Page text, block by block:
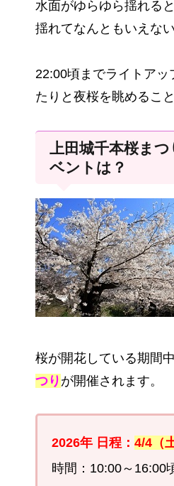
水面がゆらゆら揺れる
揺れてなんともいえな
22:00頃までライトアッ
たりと夜桜を眺めるこ
上田城千本桜ま
ベントは？
桜が開花している期間中
つり が開催されます。
2026年 日程： 4/4（
時間：10:00～16:00